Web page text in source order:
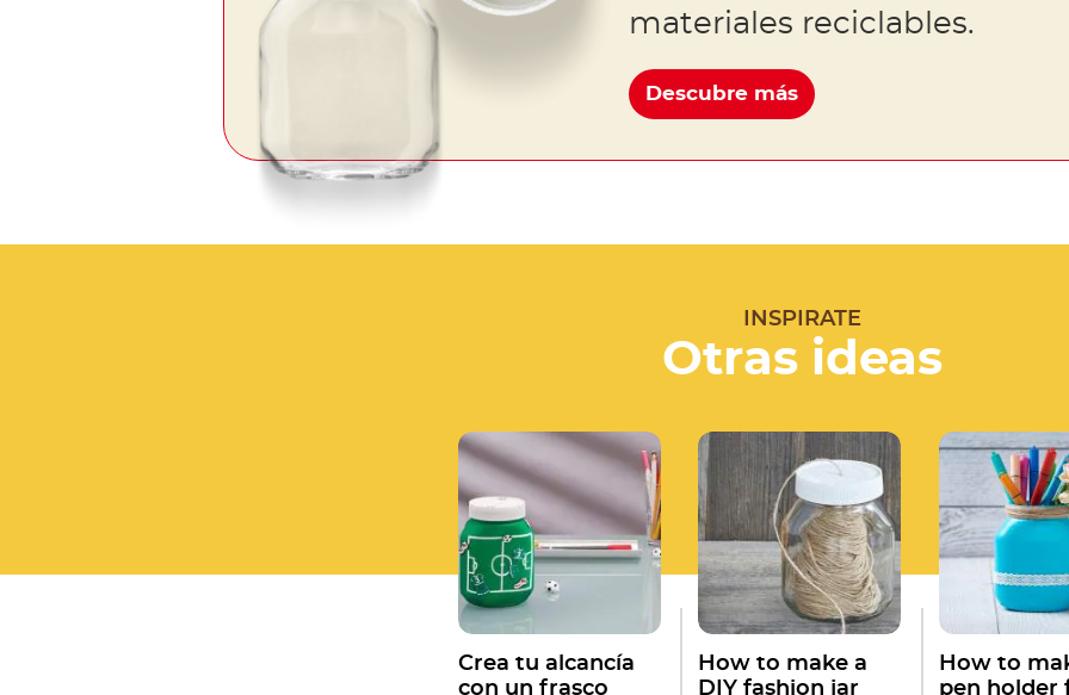
materiales reciclables.
Descubre más
INSPIRATE
Otras ideas
Crea tu alcancía
con un frasco
How to make a
DIY fashion jar
How to
pen holder